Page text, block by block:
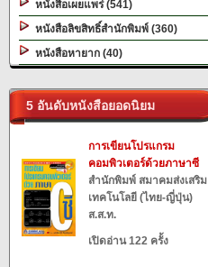
หนังสือเผยแพร่ (541)
หนังสือลิขสิทธิ์สำนักพิมพ์ (360)
หนังสือหายาก (40)
5 อันดับหนังสือยอดนิยม
การเขียนโปรแกรม
คอมพิวเตอร์ด้วยภาษาซี
สำนักพิมพ์ สมาคมส่งเสริม
เทคโนโลยี (ไทย-ญี่ปุ่น)
ส.ส.ท.
เปิดอ่าน 122 ครั้ง